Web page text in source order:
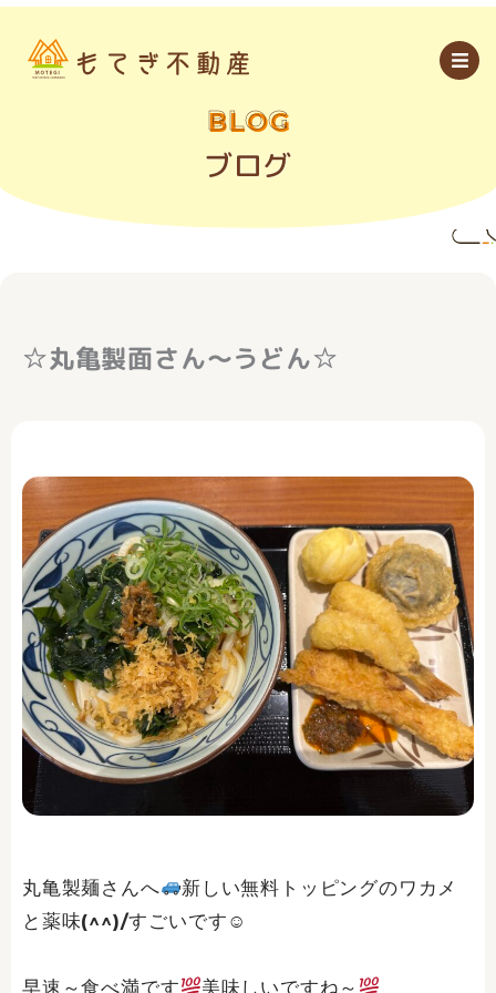
内
BLOG
ブログ
☆丸亀製面さん～うどん☆
丸亀製麺さんへ
新しい無料トッピングのワカメ
と薬味(^^)/すごいです☺
早速～食べ満です 美味しいですね～